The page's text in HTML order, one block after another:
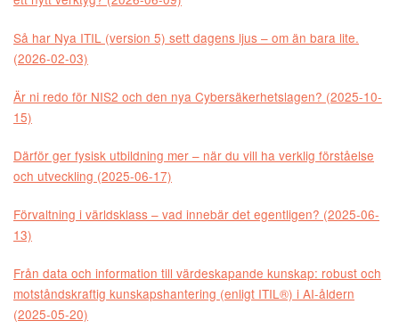
Så har Nya ITIL (version 5) sett dagens ljus – om än bara lite.
(2026-02-03)
Är ni redo för NIS2 och den nya Cybersäkerhetslagen? (2025-10-
15)
Därför ger fysisk utbildning mer – när du vill ha verklig förståelse
och utveckling (2025-06-17)
Förvaltning i världsklass – vad innebär det egentligen? (2025-06-
13)
Från data och information till värdeskapande kunskap: robust och
motståndskraftig kunskapshantering (enligt ITIL®) i AI-åldern
(2025-05-20)